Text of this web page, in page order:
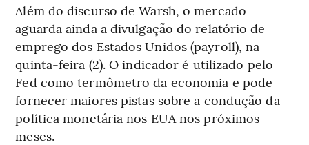
Além do discurso de Warsh, o mercado
aguarda ainda a divulgação do relatório de
emprego dos Estados Unidos (payroll), na
quinta-feira (2). O indicador é utilizado pelo
Fed como termômetro da economia e pode
fornecer maiores pistas sobre a condução da
política monetária nos EUA nos próximos
meses.